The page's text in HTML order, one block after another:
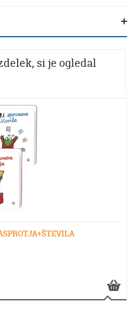
si je ogledal